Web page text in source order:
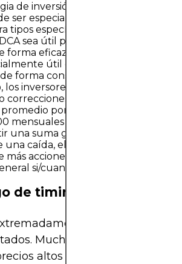
de inversión universal, el
ser especialmente beneficioso en
tipos específicos de inversores.
sea útil permite a los inversores
eficaz.1. Durante mercados
útil en mercados volátiles o
forma constante,
inversores son más propensos a
correcciones. Con el tiempo, esto
por acción.Por ejemplo,
mensuales en una acción que
una suma global en un momento
caída, el DCA permite al
acciones cuando los precios
si/cuando los precios se
de timing
difícil, incluso
Muchos inversores
altos por emoción o